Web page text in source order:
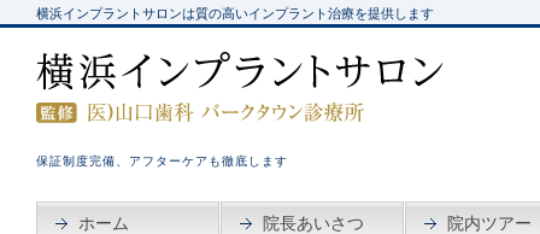
横浜インプラントサロンは質の高いインプラント治療を提供します
保証制度完備、アフターケアも徹底します
ホーム 院長あいさつ 院内ツアー